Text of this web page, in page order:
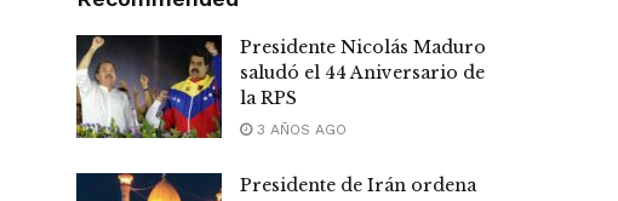
Presidente Nicolás Maduro
saludó el 44 Aniversario de
la RPS
3 AÑOS AGO
Presidente de Irán ordena